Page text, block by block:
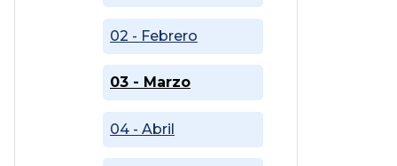
02 - Febrero
03 - Marzo
04 - Abril